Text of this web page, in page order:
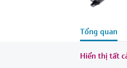
Tổng quan
Hiển thị tất